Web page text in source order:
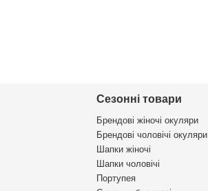
Сезонні товари
Брендові жіночі окуляри
Брендові чоловічі окуляри
Шапки жіночі
Шапки чоловічі
Портупея